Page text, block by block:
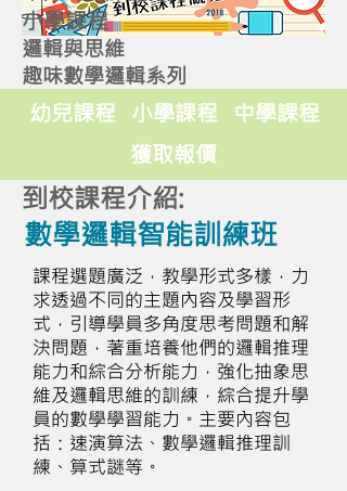
小學課程
邏輯與思維
趣味數學邏輯系列
幼兒課程 小學課程
中學課程
獲取報價
到校課程介紹:
數學邏輯智能訓練班
課程選題廣泛，教學形式多樣，力
求透過不同的主題內容及學習形
式，引導學員多角度思考問題和解
決問題，著重培養他們的邏輯推理
能力和綜合分析能力，強化抽象思
維及邏輯思維的訓練，綜合提升學
員的數學學習能力。主要內容包
括：速演算法、數學邏輯推理訓
練、算式謎等。